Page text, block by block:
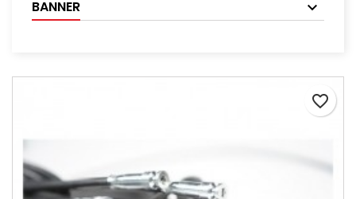
BANNER
favorite_border